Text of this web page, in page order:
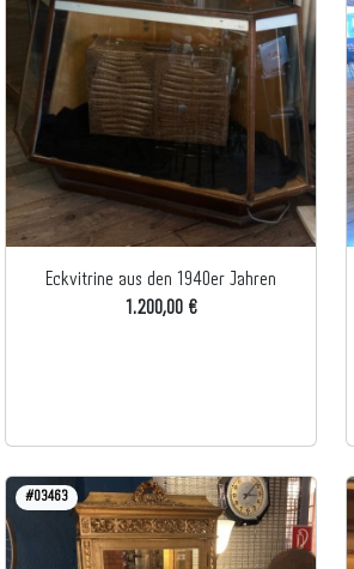
Eckvitrine aus den 1940er Jahren
1.200,00 €
#03463